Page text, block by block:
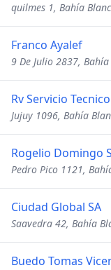
quilmes 1, Bahía
Franco Ayalef
9 De Julio 2837,
Rv Servicio Tecnico
Jujuy 1096, Bahía
Rogelio Domingo
Pedro Pico 1121,
Ciudad Global SA
Saavedra 42, Bahía
Buedo Tomas